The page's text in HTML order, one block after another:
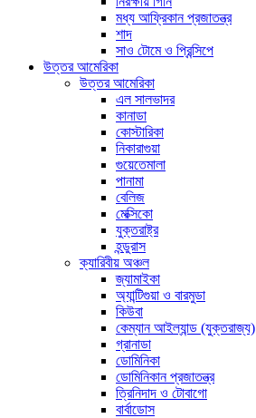
মধ্য আফ্রিকান প্রজাতন্ত্র
শাদ
সাও টোমে ও প্রিন্সিপে
উত্তর আমেরিকা
উত্তর আমেরিকা
এল সালভাদর
কানাডা
কোস্টারিকা
নিকারাগুয়া
গুয়েতেমালা
পানামা
বেলিজ
মেক্সিকো
যুক্তরাষ্ট্র
হন্ডুরাস
ক্যারিবীয় অঞ্চল
জ্যামাইকা
অ্যান্টিগুয়া ও বারমুডা
কিউবা
কেম্যান আইল্যান্ড (যুক্তরাজ্য)
গ্রানাডা
ডোমিনিকা
ডোমিনিকান প্রজাতন্ত্র
ত্রিনিদাদ ও টোবাগো
বার্বাডোস